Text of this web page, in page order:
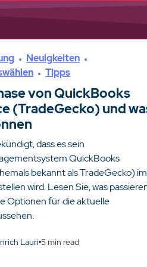
Neuigkeiten
Tipps
von QuickBooks
(TradeGecko) und
dass es sein
QuickBooks
bekannt als TradeGecko) im
wird. Lesen Sie, was
Optionen für die aktuelle
Lauri 5min read